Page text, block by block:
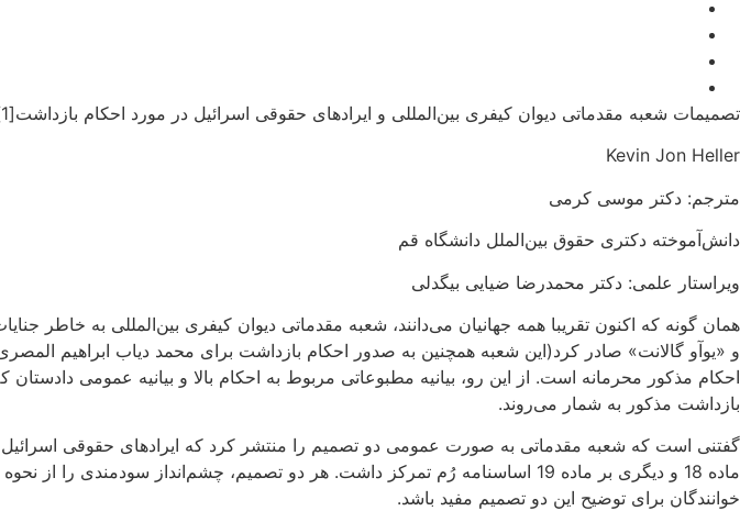
تصمیمات شعبه مقدماتی دیوان کیفری بین‌المللی و ایرادهای حقوقی اسرائیل در مورد احکام بازداشت[1]
Kevin Jon Heller
مترجم: دکتر موسی کرمی
دانش‌آموخته دکتری حقوق بین‌الملل دانشگاه قم
ویراستار علمی: دکتر محمدرضا ضیایی بیگدلی
همان گونه که اکنون تقریبا همه جهانیان می‌دانند، شعبه مقدماتی دیوان کیفری بین‌المللی به خاطر
و «یوآو گالانت» صادر کرد(این شعبه همچنین به صدور احکام بازداشت برای محمد دیاب ابراهیم
احکام مذکور محرمانه است. از این رو، بیانیه مطبوعاتی مربوط به احکام بالا و بیانیه عمومی
بازداشت مذکور به شمار می‌روند.
گفتنی است که شعبه مقدماتی به صورت عمومی دو تصمیم را منتشر کرد که ایراد‌های حقوقی اسرائیل
ماده 18 و دیگری بر ماده 19 اساسنامه رُم تمرکز داشت. هر دو تصمیم، چشم‌انداز
خوانندگان برای توضیح این دو تصمیم مفید باشد.